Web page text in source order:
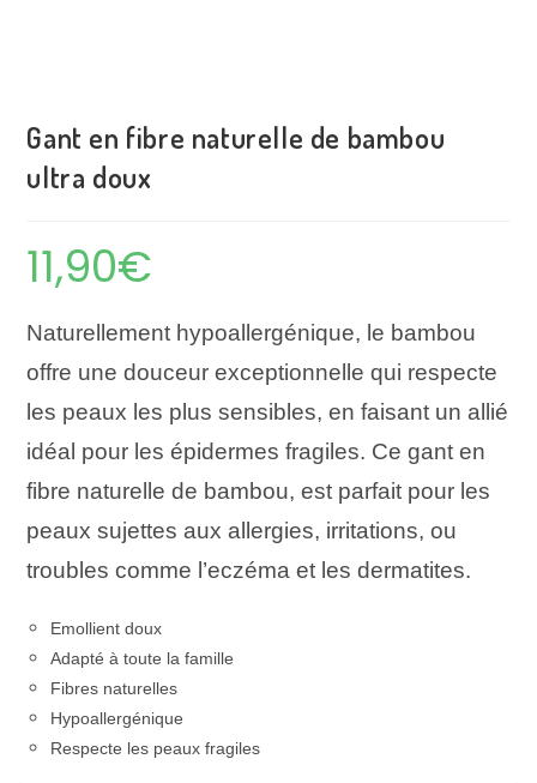
Gant en fibre naturelle de bambou
ultra doux
11,90€
Naturellement hypoallergénique, le bambou
offre une douceur exceptionnelle qui respecte
les peaux les plus sensibles, en faisant un allié
idéal pour les épidermes fragiles. Ce gant en
fibre naturelle de bambou, est parfait pour les
peaux sujettes aux allergies, irritations, ou
troubles comme l’eczéma et les dermatites.
Emollient doux
Adapté à toute la famille
Fibres naturelles
Hypoallergénique
Respecte les peaux fragiles